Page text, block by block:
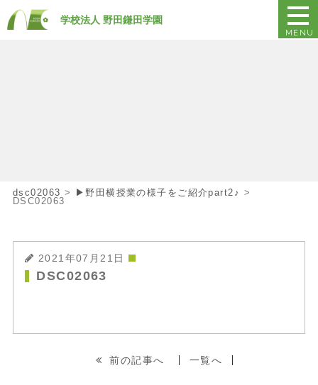
学校法人 野田鎌田学園
MENU
dsc02063 > ▶野田横授業の様子をご紹介part2♪ >
DSC02063
2021年07月21日
DSC02063
前の記事へ 一覧へ